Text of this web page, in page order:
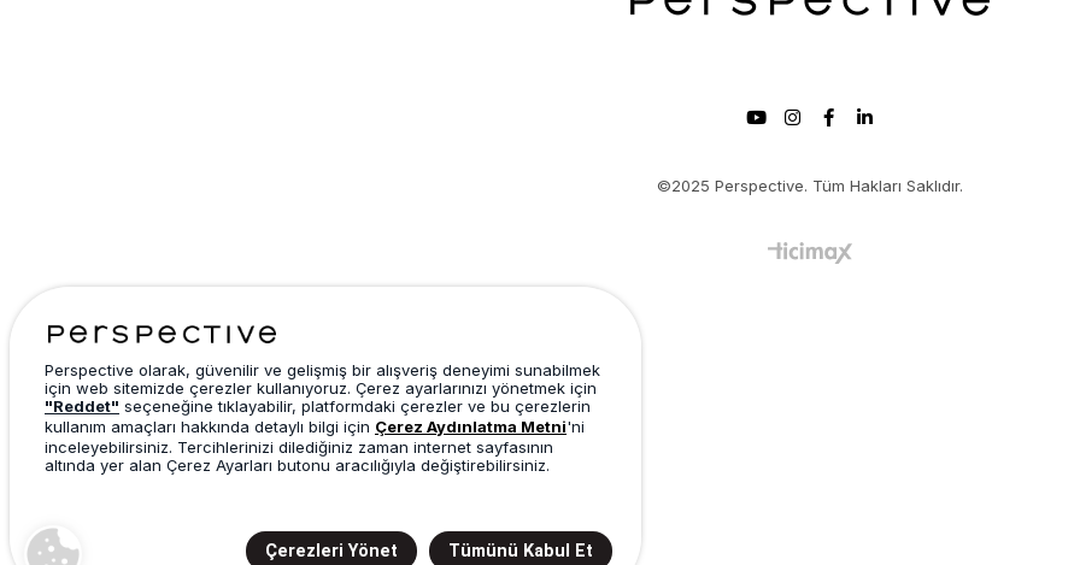
©2025 Perspective. Tüm Hakları Saklıdır.
Perspective olarak, güvenilir ve gelişmiş bir alışveriş deneyimi sunabilmek
için web sitemizde çerezler kullanıyoruz. Çerez ayarlarınızı yönetmek için
"Reddet" seçeneğine tıklayabilir, platformdaki çerezler ve bu çerezlerin
kullanım amaçları hakkında detaylı bilgi için Çerez Aydınlatma Metni'ni
inceleyebilirsiniz. Tercihlerinizi dilediğiniz zaman internet sayfasının
altında yer alan Çerez Ayarları butonu aracılığıyla değiştirebilirsiniz.
Çerezleri Yönet Tümünü Kabul Et